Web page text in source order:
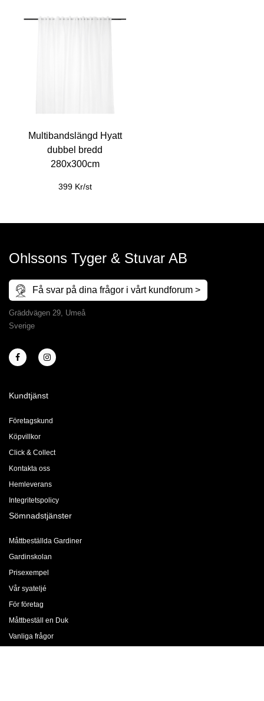
Multibandslängd Hyatt
dubbel bredd
280x300cm
399 Kr/st
Ohlssons Tyger & Stuvar AB
Få svar på dina frågor i vårt kundforum >
Gräddvägen 29, Umeå
Sverige
Kundtjänst
Företagskund
Köpvillkor
Click & Collect
Kontakta oss
Hemleverans
Integritetspolicy
Sömnadstjänster
Måttbeställda Gardiner
Gardinskolan
Prisexempel
Vår syateljé
För företag
Måttbeställ en Duk
Vanliga frågor